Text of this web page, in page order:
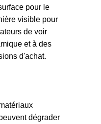
pour le
visible pour
de voir
et à des
d'achat.
dégrader